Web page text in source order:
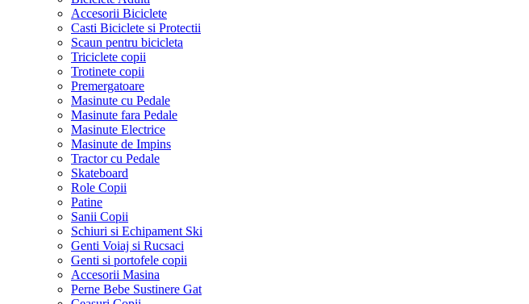
Accesorii Biciclete
Casti Biciclete si Protectii
Scaun pentru bicicleta
Triciclete copii
Trotinete copii
Premergatoare
Masinute cu Pedale
Masinute fara Pedale
Masinute Electrice
Masinute de Impins
Tractor cu Pedale
Skateboard
Role Copii
Patine
Sanii Copii
Schiuri si Echipament Ski
Genti Voiaj si Rucsaci
Genti si portofele copii
Accesorii Masina
Perne Bebe Sustinere Gat